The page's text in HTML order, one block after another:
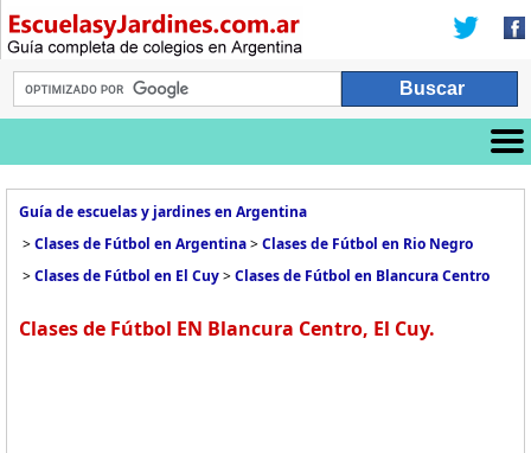
Guía de escuelas y jardines en Argentina
>Clases de Fútbol en Argentina>Clases de Fútbol en Rio Negro
>Clases de Fútbol en El Cuy>Clases de Fútbol en Blancura Centro
Clases de Fútbol EN Blancura Centro, El Cuy.